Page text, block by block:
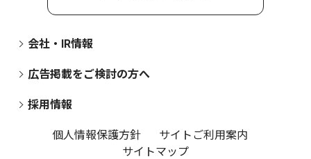
会社・IR情報
広告掲載をご検討の方へ
採用情報
個人情報保護方針
サイトご利用案内
サイトマップ